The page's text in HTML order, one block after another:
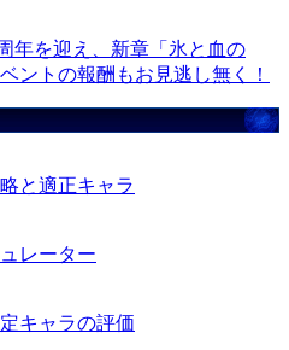
年を迎え、新章「氷と血の
ントの報酬もお見逃し無く！
と適正キャラ
レーター
キャラの評価